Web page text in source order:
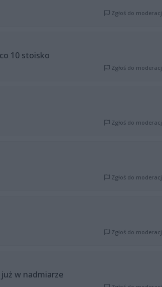
Zgłoś do
10 stoisko
Zgłoś do
Zgłoś do
Zgłoś do
Zgłoś do
w nadmiarze